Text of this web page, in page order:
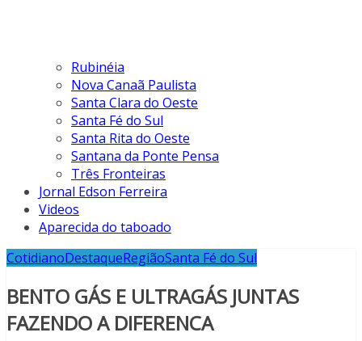
Rubinéia
Nova Canaã Paulista
Santa Clara do Oeste
Santa Fé do Sul
Santa Rita do Oeste
Santana da Ponte Pensa
Três Fronteiras
Jornal Edson Ferreira
Videos
Aparecida do taboado
CotidianoDestaqueRegiãoSanta Fé do Sul
BENTO GÁS E ULTRAGÁS JUNTAS
FAZENDO A DIFERENCA